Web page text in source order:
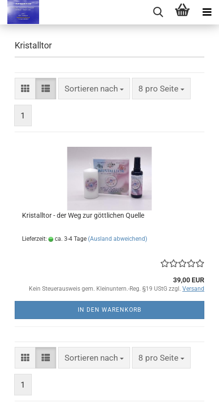
Kristalltor
Sortieren nach
Sortieren nach 8 pro Seite
pro Seite
1
Kristalltor - der Weg zur göttlichen Quelle
Lieferzeit: ca. 3-4 Tage (Ausland abweichend)
39,00 EUR
Kein Steuerausweis gem. Kleinuntern.-Reg. §19 UStG zzgl. Versand
IN DEN WARENKORB
Sortieren nach
Sortieren nach 8 pro Seite
pro Seite
1